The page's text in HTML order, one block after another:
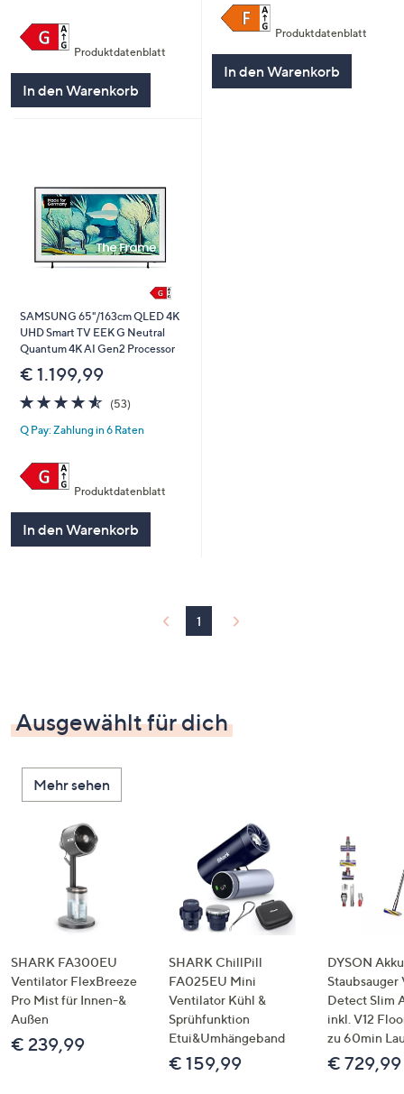
Produktdatenblatt
In den Warenkorb
Produktdatenblatt
In den Warenkorb
SAMSUNG 65"/163cm QLED 4K
UHD Smart TV EEK G Neutral
Quantum 4K AI Gen2 Processor
€ 1.199,99
4.5
von
5
(53)53
Q Pay: Zahlung in 6 Raten
Produktdatenblatt
In den Warenkorb
1
Ausgewählt für dich
Mehr sehen
SHARK FA300EU
Ventilator FlexBreeze
Pro Mist für Innen-&
Außen
€ 239,99
SHARK ChillPill
FA025EU Mini
Ventilator Kühl &
Sprühfunktion
Etui&Umhängeband
€ 159,99
DYSON
Staubsauger
Detect Slim
inkl. V12
zu 60min
€ 729,99